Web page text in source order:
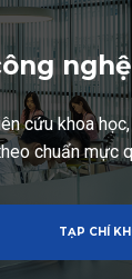
nghệ
cứu khoa
chuẩn mực
TẠP CHÍ